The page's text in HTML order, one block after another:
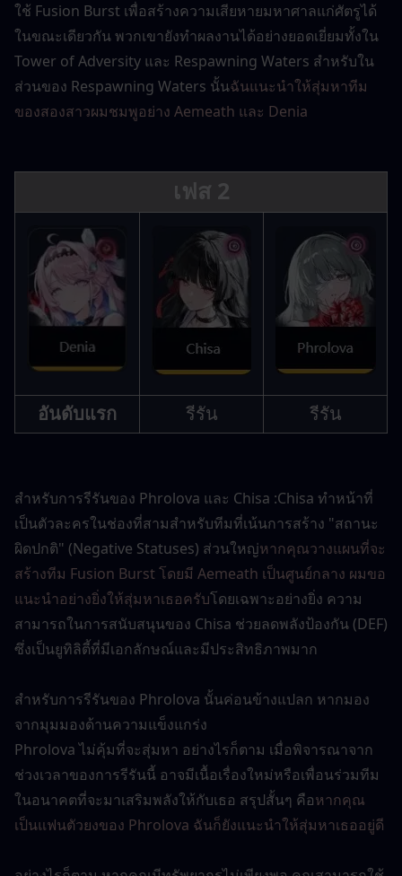
ใช้ Fusion Burst เพื่อสร้างความเสียหายมหาศาลแก่ศัตรูได้
ในขณะเดียวกัน พวกเขายังทำผลงานได้อย่างยอดเยี่ยมทั้งใน
Tower of Adversity และ Respawning Waters สำหรับใน
ส่วนของ Respawning Waters นั้นฉันแนะนำให้สุ่มหาทีม
ของสองสาวผมชมพูอย่าง Aemeath และ Denia
เฟส 2
อันดับแรก รีรัน รีรัน
สำหรับการรีรันของ Phrolova และ Chisa :Chisa ทำหน้าที่
เป็นตัวละครในช่องที่สามสำหรับทีมที่เน้นการสร้าง "สถานะ
ผิดปกติ" (Negative Statuses) ส่วนใหญ่หากคุณวางแผนที่จะ
สร้างทีม Fusion Burst โดยมี Aemeath เป็นศูนย์กลาง ผมขอ
แนะนำอย่างยิ่งให้สุ่มหาเธอครับโดยเฉพาะอย่างยิ่ง ความ
สามารถในการสนับสนุนของ Chisa ช่วยลดพลังป้องกัน (DEF)
ซึ่งเป็นยูทิลิตี้ที่มีเอกลักษณ์และมีประสิทธิภาพมาก
สำหรับการรีรันของ Phrolova นั้นค่อนข้างแปลก หากมอง
จากมุมมองด้านความแข็งแกร่ง
Phrolova ไม่คุ้มที่จะสุ่มหา อย่างไรก็ตาม เมื่อพิจารณาจาก
ช่วงเวลาของการรีรันนี้ อาจมีเนื้อเรื่องใหม่หรือเพื่อนร่วมทีม
ในอนาคตที่จะมาเสริมพลังให้กับเธอ สรุปสั้นๆ คือหากคุณ
เป็นแฟนตัวยงของ Phrolova ฉันก็ยังแนะนำให้สุ่มหาเธออยู่ดี